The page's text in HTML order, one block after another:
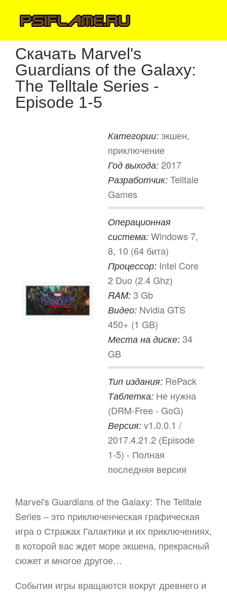
Скачать Marvel's
Guardians of the Galaxy:
The Telltale Series -
Episode 1-5
Категории: экшен,
приключение
Год выхода: 2017
Разработчик: Telltale
Games
Операционная
система: Windows 7,
8, 10 (64 бита)
Процессор: Intel Core
2 Duo (2.4 Ghz)
RAM: 3 Gb
Видео: Nvidia GTS
450+ (1 GB)
Места на диске: 34
GB
Тип издания: RePack
Таблетка: Не нужна
(DRM-Free - GoG)
Версия: v1.0.0.1 /
2017.4.21.2 (Episode
1-5) - Полная
последняя версия
Marvel's Guardians of the Galaxy: The Telltale
Series – это приключенческая графическая
игра о Стражах Галактики и их приключениях,
в которой вас ждет море экшена, прекрасный
сюжет и многое другое…
События игры вращаются вокруг древнего и